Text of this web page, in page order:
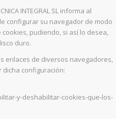
INTEGRAL SL informa al
configurar su navegador de modo
pudiendo, si así lo desea,
duro.
enlaces de diversos navegadores,
configuración:
y-deshabilitar-cookies-que-los-